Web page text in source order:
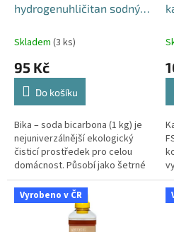
hydrogenuhličitan sodný
Skladem (3 ks)
95 Kč
Do košíku
Bika – soda bicarbona (1 kg) je
nejuniverzálnější ekologický
čisticí prostředek pro celou
domácnost. Působí jako šetrné
abrazivo, účinně pohlcuje
pachy, pomáhá při úklidu,...
i
Vyrobeno v ČR